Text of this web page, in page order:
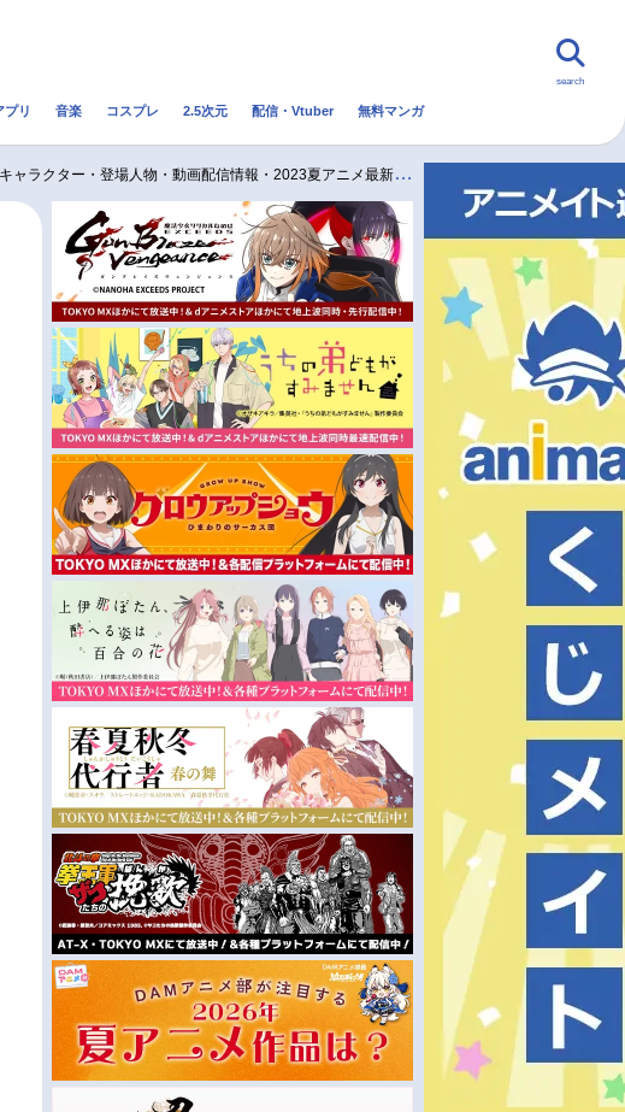
配信・Vtuber トレンド 無料マンガ
曜日別一覧 秋アニメ
冬アニメ
search
プリ 音楽 コスプレ 2.5次元 配信・Vtuber 無料マンガ
ター・登場人物・動画配信情報・2023夏アニメ最新情報一覧